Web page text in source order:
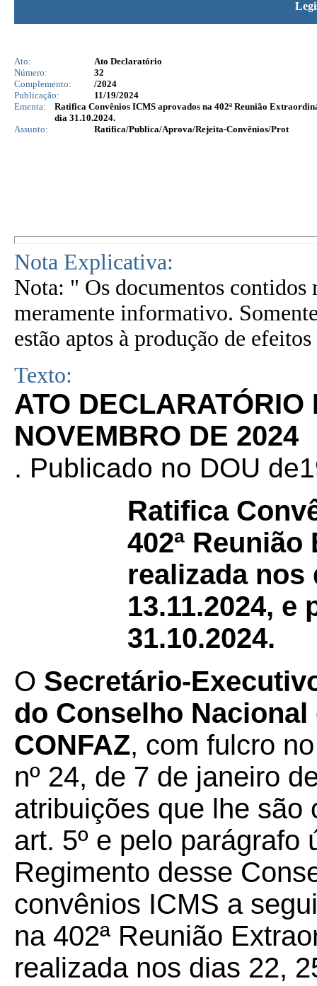
Ato:
Ato Declaratório
Número:
32
Complemento:
/2024
Publicação:
11/19/2024
Ementa:
Ratifica Convênios ICMS aprovados na 402ª Reunião
dia 31.10.2024.
Assunto:
Ratifica/Publica/Aprova/Rejeita-Convênios/Prot
Nota Explicativa:
Nota: " Os documentos contidos
meramente informativo.
estão aptos à produção de
Texto:
ATO DECLARATÓRIO
NOVEMBRO DE 2024
. Publicado no DOU
Ratifica
402ª
realizada nos
13.11.2024, e
31.10.2024.
O Secretário-
do Conselho
CONFAZ, com fulcro
nº 24, de 7 de janeiro
atribuições que lhe são
art. 5º e pelo parágrafo
Regimento desse
convênios ICMS a
na 402ª Reunião
realizada nos dias 22,